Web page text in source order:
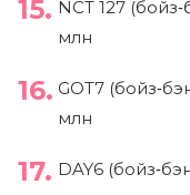
NCT 127
млн
GOT7
млн
DAY6